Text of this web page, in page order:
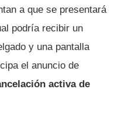
a que se presentará
podría recibir un
y una pantalla
el anuncio de
activa de